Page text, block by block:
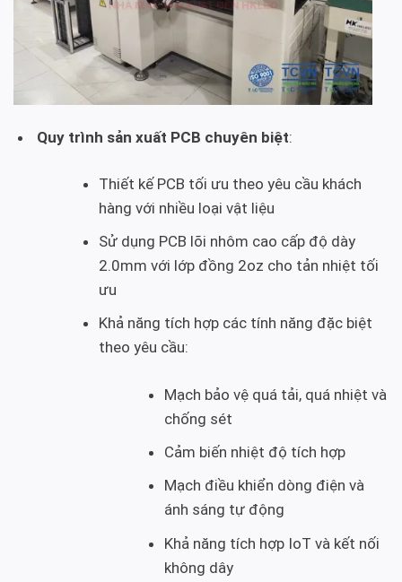
Quy trình sản xuất PCB chuyên biệt:
Thiết kế PCB tối ưu theo yêu cầu khách
hàng với nhiều loại vật liệu
Sử dụng PCB lõi nhôm cao cấp độ dày
2.0mm với lớp đồng 2oz cho tản nhiệt tối
ưu
Khả năng tích hợp các tính năng đặc biệt
theo yêu cầu:
Mạch bảo vệ quá tải, quá nhiệt và
chống sét
Cảm biến nhiệt độ tích hợp
Mạch điều khiển dòng điện và
ánh sáng tự động
Khả năng tích hợp IoT và kết nối
không dây